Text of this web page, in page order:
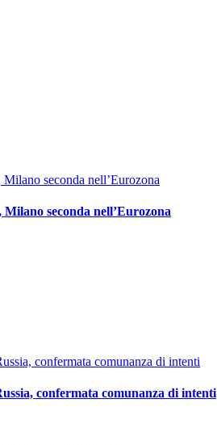
seconda nell’Eurozona
confermata comunanza di intenti